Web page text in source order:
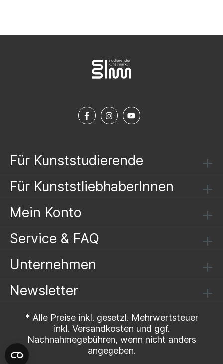
Für Kunststudierende
Für KunststliebhaberInnen
Mein Konto
Service & FAQ
Unternehmen
Newsletter
* Alle Preise inkl. gesetzl. Mehrwertsteuer
inkl. Versandkosten und ggf.
Nachnahmegebühren, wenn nicht anders
angegeben.